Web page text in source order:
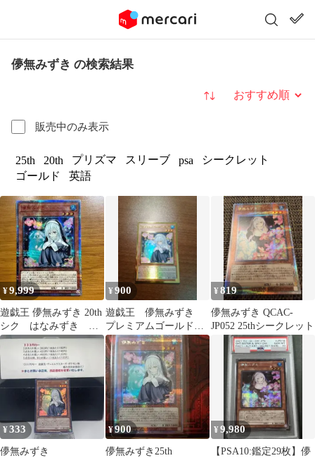
儚無みずき の検索結果
販売中のみ表示
並び替え
25th 20th プリズマ スリーブ psa
シークレット
ゴールド
英語
¥9,999
遊戯王 儚無みずき 20th
シク はなみずき
20thシークレットレア
¥900
遊戯王 儚無みずき
プレミアムゴールドレ
ア プレゴル 英語
版 1st
¥819
儚無みずき QCAC-
JP052 25thシークレット
¥333
儚無みずき
¥900
儚無みずき25th
¥9,980
【PSA10:鑑定29枚】儚